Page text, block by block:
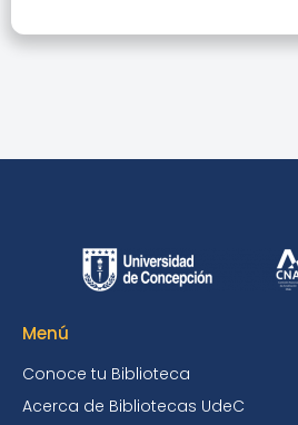
Menú
Conoce tu Biblioteca
Acerca de Bibliotecas UdeC